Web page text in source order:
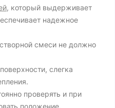
, который выдерживает
надежное
смеси не должно
слегка
проверять и при
положение.